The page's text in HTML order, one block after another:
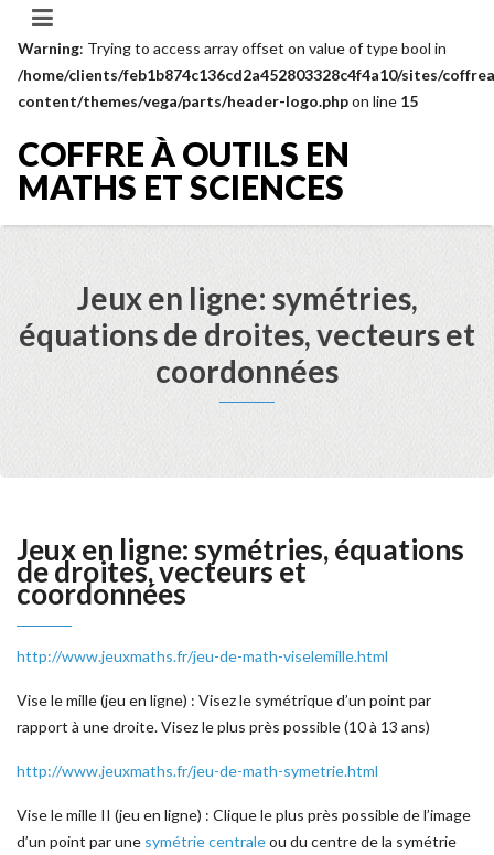
Warning: Trying to access array offset on value of type bool in
/home/clients/feb1b874c136cd2a452803328c4f4a10/sites/
content/themes/vega/parts/header-logo.phpon line 15
COFFRE À OUTILS EN
MATHS ET SCIENCES
Jeux en ligne: symétries,
équations de droites, vecteurs et
coordonnées
Jeux en ligne: symétries, équations
de droites, vecteurs et
coordonnées
http://www.jeuxmaths.fr/jeu-de-math-viselemille.html
Vise le mille (jeu en ligne) : Visez le symétrique d’un point par
rapport à une droite. Visez le plus près possible (10 à 13 ans)
http://www.jeuxmaths.fr/jeu-de-math-symetrie.html
Vise le mille II (jeu en ligne) : Clique le plus près possible de l’image
d’un point par une symétrie centraleou du centre de la symétrie